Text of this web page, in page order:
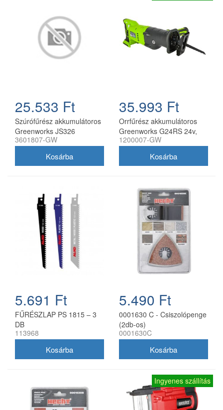
25.533 Ft
Szúrófűrész akkumulátoros
Greenworks JS326
akkumulátor és töltő nélkül
3601807-GW
35.993 Ft
Orrfűrész akkumulátoros
Greenworks G24RS 24v,
vmélység fa: 180, fém:
1200007-GW
5.691 Ft
FŰRÉSZLAP PS 1815 – 3
DB
113968
5.490 Ft
0001630 C - Csiszolópenge
(2db-os)
0001630C
Ingyenes szállítás